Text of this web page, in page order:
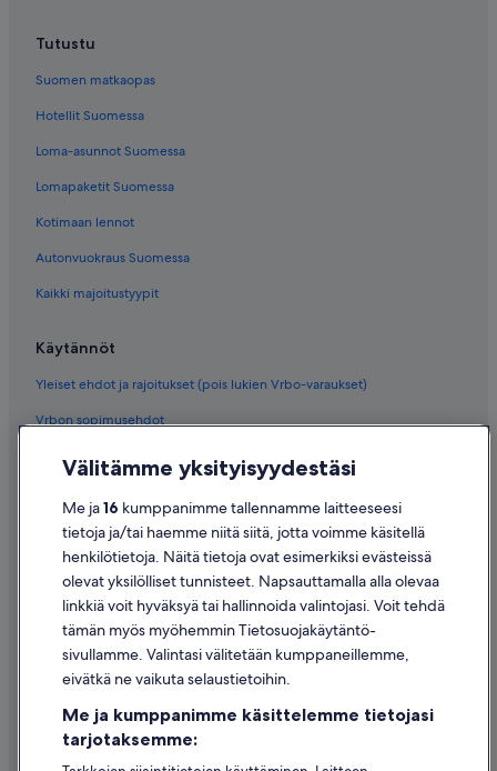
Tutustu
Suomen matkaopas
Hotellit Suomessa
Loma-asunnot Suomessa
Lomapaketit Suomessa
Kotimaan lennot
Autonvuokraus Suomessa
Kaikki majoitustyypit
Käytännöt
Yleiset ehdot ja rajoitukset (pois lukien Vrbo-varaukset)
Vrbon sopimusehdot
Evästeet
Käyttöehdot
Oikeudelliset tiedot / ota meihin yhteyttä
Sisältövaatimukset ja ilmoituksen tekeminen sisällöstä
Tuki
Ota yhteyttä
Välitämme yksityisyydestäsi
Me ja16 kumppanimme tallennamme laitteeseesi
tietoja ja/tai haemme niitä siitä, jotta voimme käsitellä
henkilötietoja. Näitä tietoja ovat esimerkiksi evästeissä
olevat yksilölliset tunnisteet. Napsauttamalla alla olevaa
linkkiä voit hyväksyä tai hallinnoida valintojasi. Voit tehdä
tämän myös myöhemmin Tietosuojakäytäntö-
sivullamme. Valintasi välitetään kumppaneillemme,
eivätkä ne vaikuta selaustietoihin.
Me ja kumppanimme käsittelemme tietojasi
tarjotaksemme: